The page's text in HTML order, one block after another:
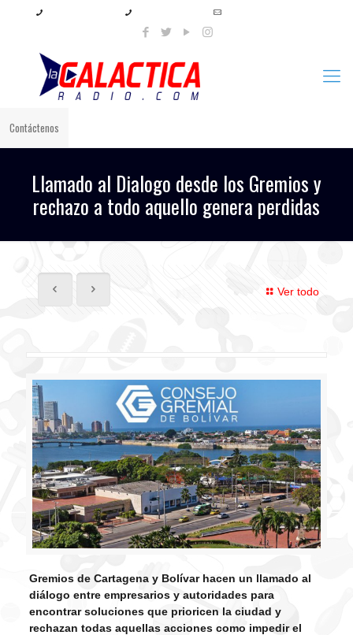
Contáctenos
Llamado al Dialogo desde los Gremios y
rechazo a todo aquello genera perdidas
Ver todo
Gremios de Cartagena y Bolívar hacen un llamado al
diálogo entre empresarios y autoridades para
encontrar soluciones que prioricen la ciudad y
rechazan todas aquellas acciones como impedir el